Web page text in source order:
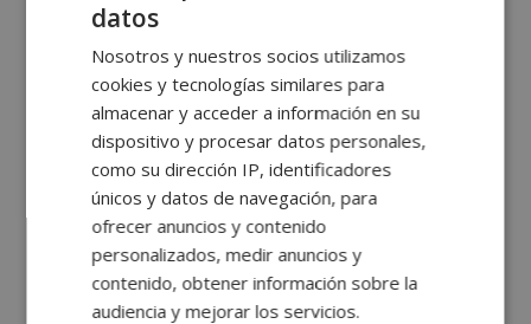
psicología general, infantil, emocional o del trabajo, así
comotécnicas de coaching, liderazgo y motivación.
Gracias al enfoque completo de nuestros programas,
podrás conocer cómo aplicar los conocimientos en
contextos reales, ya sea en el ámbito educativo,
terapéutico o empresarial. Además, las formaciones se
imparten en modalidad online y a distancia
permite estudiar con flexibilidad y a tu propio ritmo,
con el respaldo detu propio tutor/a personal
datos
Nosotros y nuestros socios utilizamos
cookies y tecnologías similares para
almacenar y acceder a información en su
dispositivo y procesar datos personales,
como su dirección IP, identificadores
únicos y datos de navegación, para
ofrecer anuncios y contenido
personalizados, medir anuncios y
contenido, obtener información sobre la
audiencia y mejorar los servicios.